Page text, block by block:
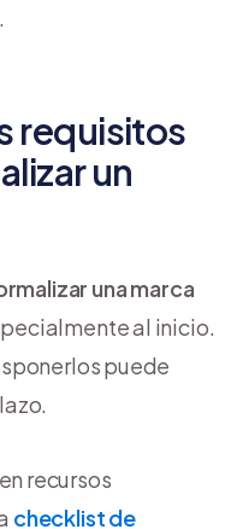
requisitos
un
una marca
al inicio.
puede
recursos
checklist de